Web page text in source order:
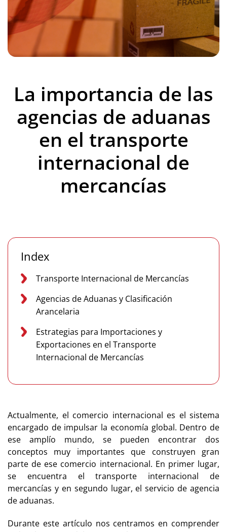
La importancia de las
agencias de aduanas
en el transporte
internacional de
mercancías
Index
Transporte Internacional de Mercancías
Agencias de Aduanas y Clasificación
Arancelaria
Estrategias para Importaciones y
Exportaciones en el Transporte
Internacional de Mercancías
Actualmente, el comercio internacional es el sistema
encargado de impulsar la economía global. Dentro de
ese amplío mundo, se pueden encontrar dos
conceptos muy importantes que construyen gran
parte de ese comercio internacional. En primer lugar,
se encuentra eltransporte internacional de
mercancías y en segundo lugar, el servicio de agencia
de aduanas.
Durante este artículo nos centramos en comprender